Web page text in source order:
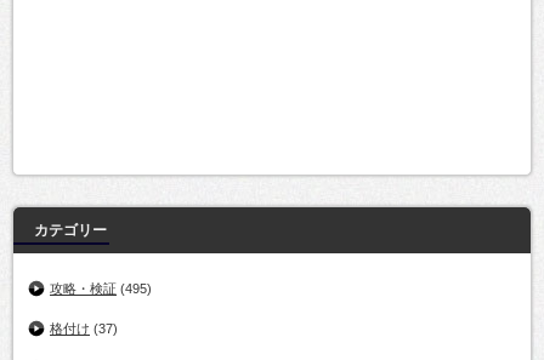
カテゴリー
攻略・検証 (495)
格付け (37)